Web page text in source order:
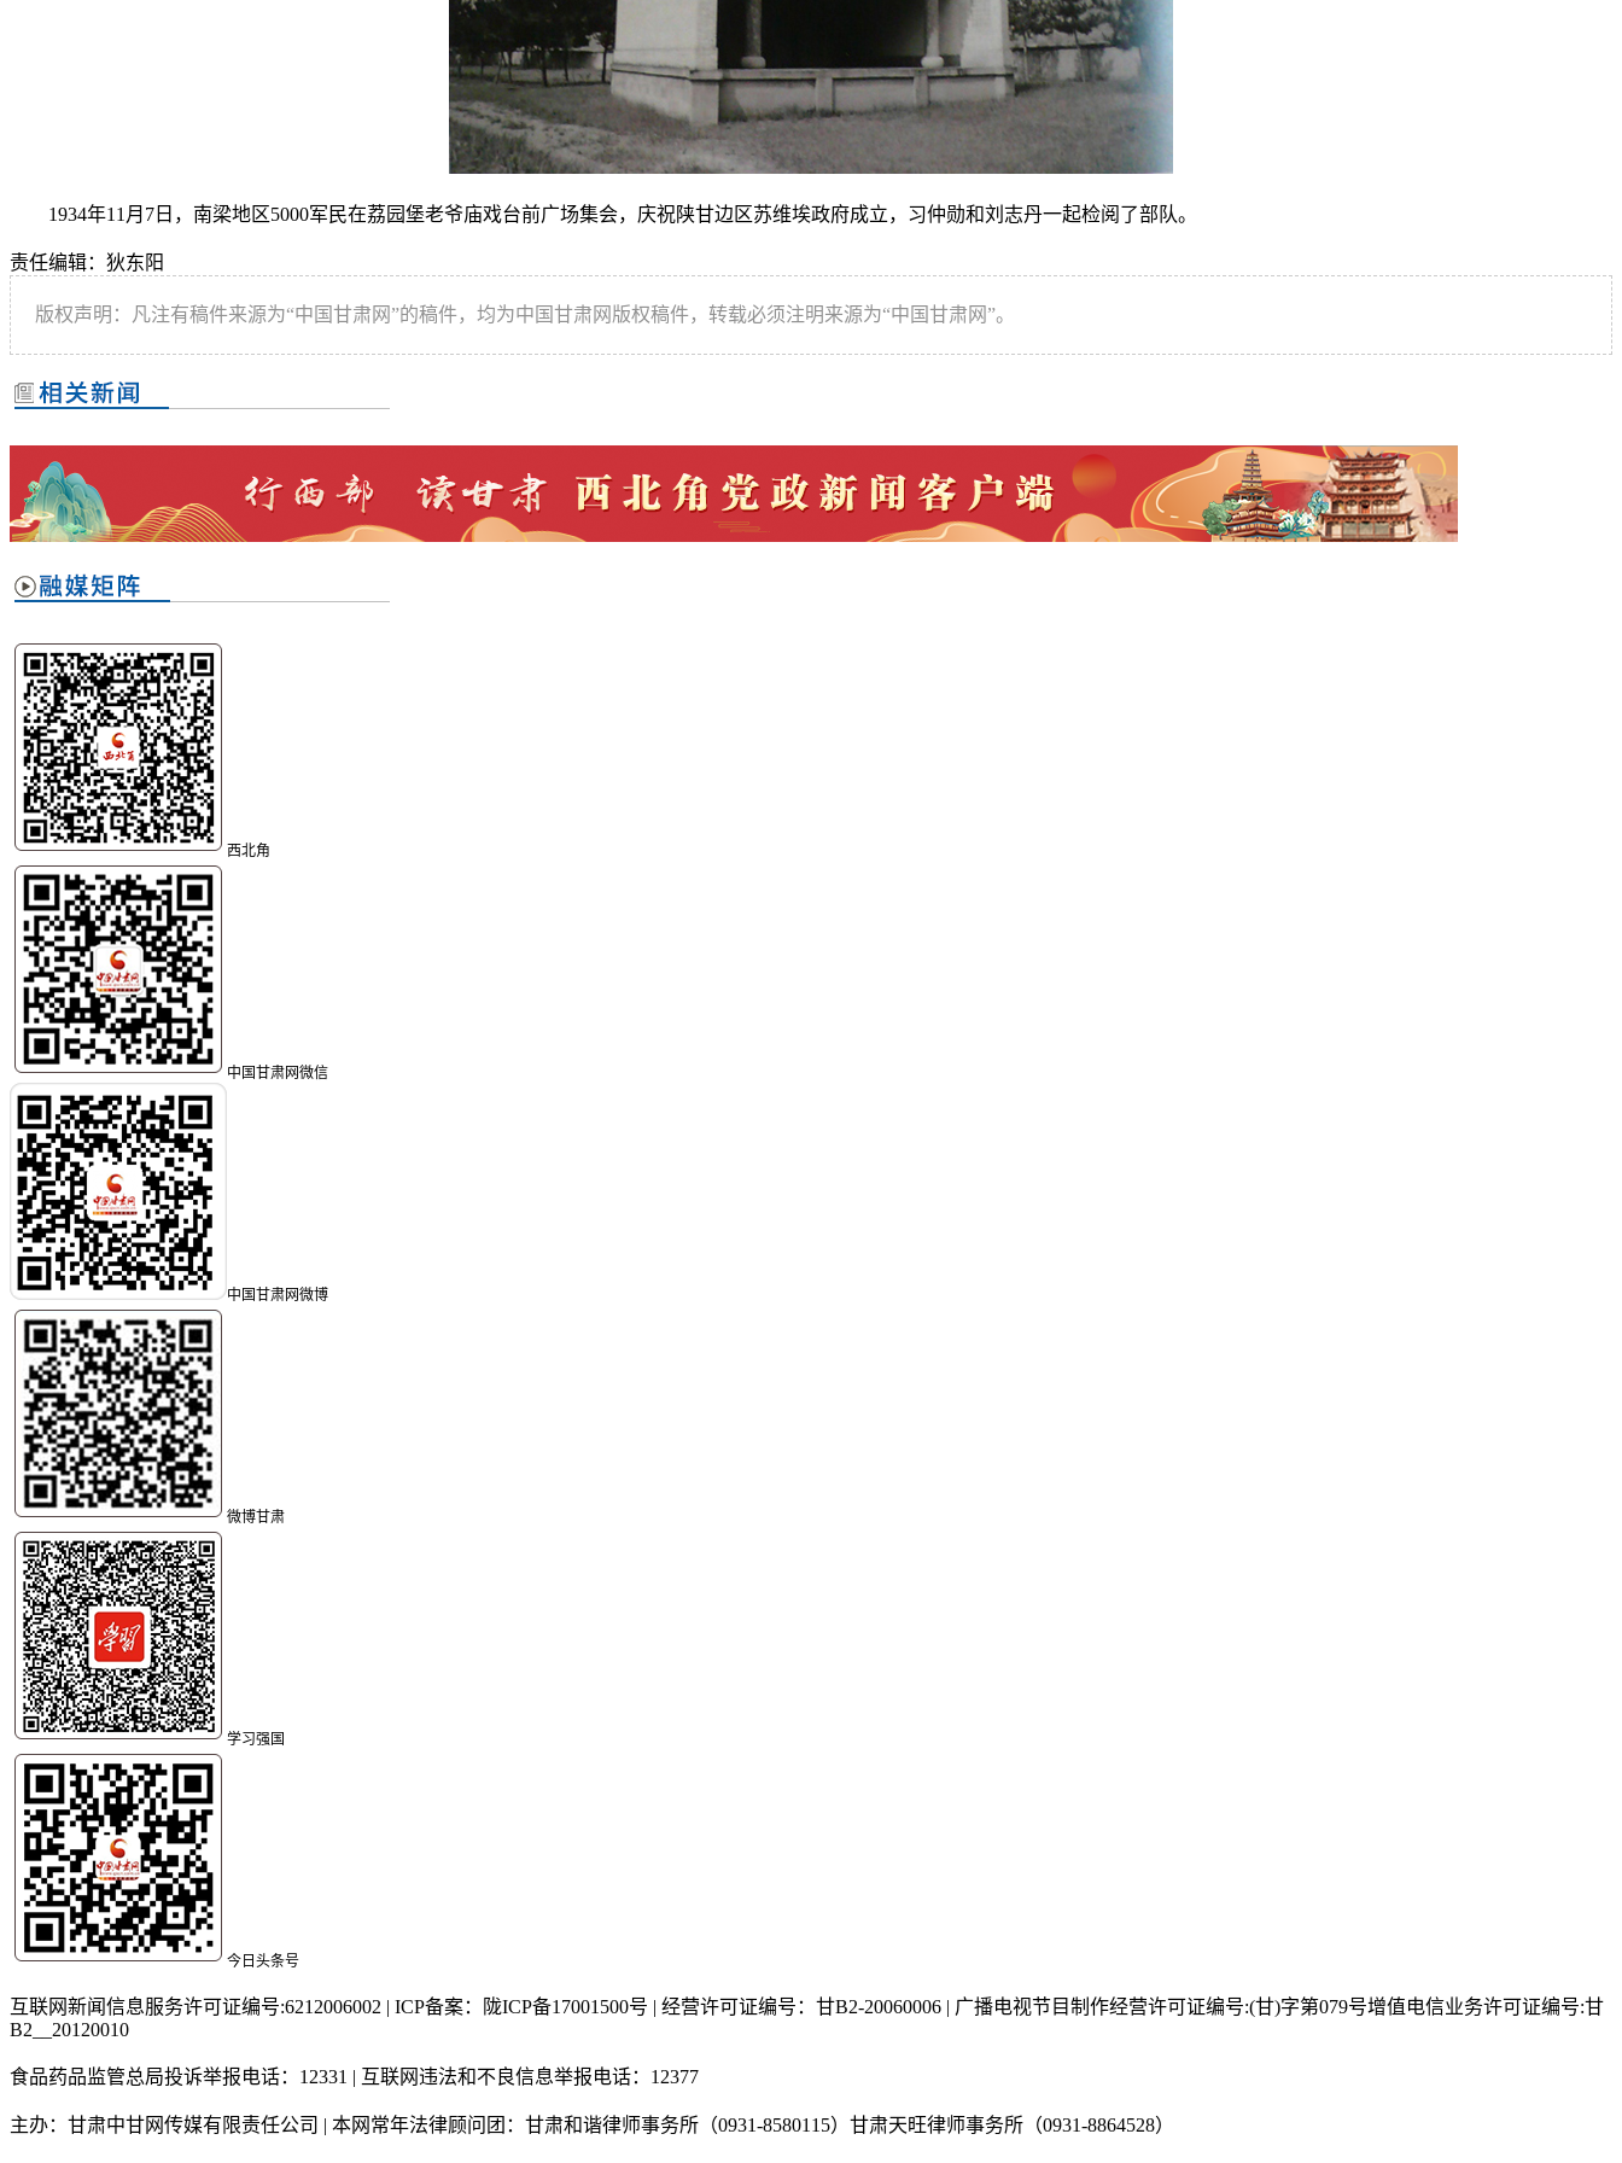
1934年11月7日，南梁地区5000军民在荔园堡老爷庙戏台前广场集会，庆祝陕甘边区苏维埃政府成立，习仲勋和刘志丹一起检阅了部队。
责任编辑：狄东阳
版权声明：凡注有稿件来源为“中国甘肃网”的稿件，均为中国甘肃网版权稿件，转载必须注明来源为“中国甘肃网”。
西北角
中国甘肃网微信
中国甘肃网微博
微博甘肃
学习强国
今日头条号
互联网新闻信息服务许可证编号:6212006002 | ICP备案：陇ICP备17001500号 | 经营许可证编号：甘B2-20060006 | 广播电视节目制作经营许可证编号:(甘)字第079号增值电信业务许可证编号:甘
B2__20120010
食品药品监管总局投诉举报电话：12331 | 互联网违法和不良信息举报电话：12377
主办：甘肃中甘网传媒有限责任公司 | 本网常年法律顾问团：甘肃和谐律师事务所（0931-8580115）甘肃天旺律师事务所（0931-8864528）